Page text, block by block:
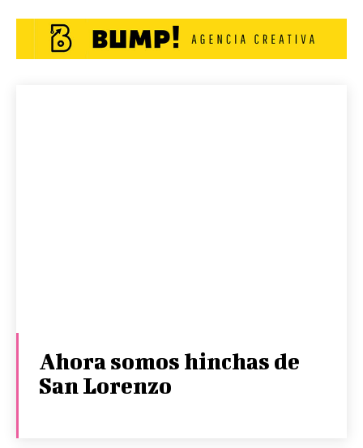
Ahora somos hinchas de
San Lorenzo